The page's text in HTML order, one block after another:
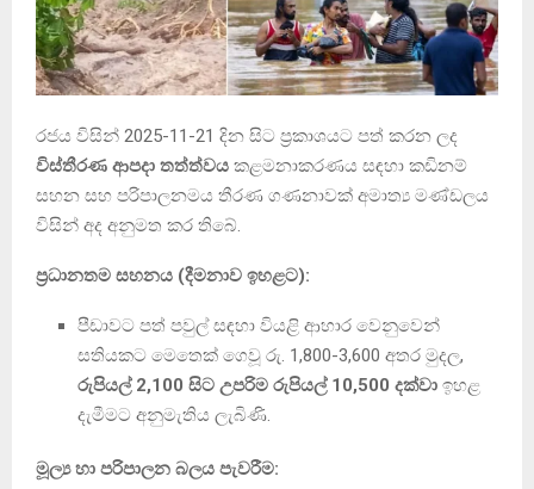
රජය විසින් 2025-11-21 දින සිට ප්‍රකාශයට පත් කරන ලද
විස්තීරණ ආපදා තත්ත්වය කළමනාකරණය සඳහා කඩිනම්
සහන සහ පරිපාලනමය තීරණ ගණනාවක් අමාත්‍ය මණ්ඩලය
විසින් අද අනුමත කර තිබේ.
ප්‍රධානතම සහනය (දීමනාව ඉහළට):
පීඩාවට පත් පවුල් සඳහා වියළි ආහාර වෙනුවෙන්
සතියකට මෙතෙක් ගෙවූ රු. 1,800-3,600 අතර මුදල,
රුපියල් 2,100 සිට උපරිම රුපියල් 10,500 දක්වා ඉහළ
දැමීමට අනුමැතිය ලැබිණි.
මූල්‍ය හා පරිපාලන බලය පැවරීම: